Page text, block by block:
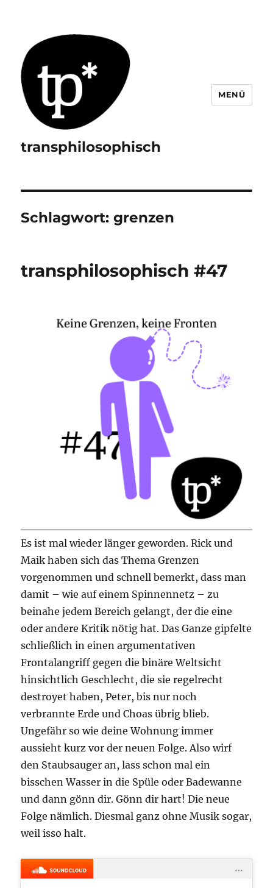
transphilosophisch
MENÜ
Schlagwort:grenzen
transphilosophisch #47
Es ist mal wieder länger geworden. Rick und
Maik haben sich das Thema Grenzen
vorgenommen und schnell bemerkt, dass man
damit – wie auf einem Spinnennetz – zu
beinahe jedem Bereich gelangt, der die eine
oder andere Kritik nötig hat. Das Ganze gipfelte
schließlich in einen argumentativen
Frontalangriff gegen die binäre Weltsicht
hinsichtlich Geschlecht, die sie regelrecht
destroyet haben, Peter, bis nur noch
verbrannte Erde und Choas übrig blieb.
Ungefähr so wie deine Wohnung immer
aussieht kurz vor der neuen Folge. Also wirf
den Staubsauger an, lass schon mal ein
bisschen Wasser in die Spüle oder Badewanne
und dann gönn dir. Gönn dir hart! Die neue
Folge nämlich. Diesmal ganz ohne Musik sogar,
weil isso halt.